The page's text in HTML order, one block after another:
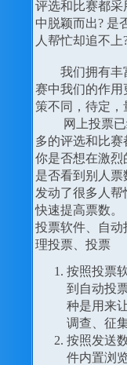
评选和比赛都
中脱颖而出? 是
人帮忙却追不上
我们拥有丰富
赛中我们的作
策不同，待定，
网上投票已经
多的评选和比
你是否想在激
是否看到别人
发动了很多人
快速提高票数。
投票软件、自
理投票、投票
按照投票
到自动投
种是用来
调查、征
按照发送
件内置浏